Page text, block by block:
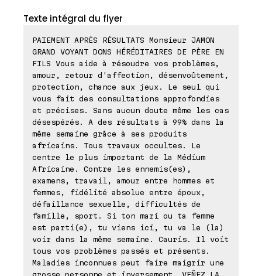
Texte intégral du flyer
PAIEMENT APRÈS RÉSULTATS Monsieur JAMON
GRAND VOYANT DONS HÉRÉDITAIRES DE PÈRE EN
FILS Vous aide à résoudre vos problèmes,
amour, retour d'affection, désenvoûtement,
protection, chance aux jeux. Le seul qui
vous fait des consultations approfondies
et précises. Sans aucun doute même les cas
désespérés. A des résultats à 99% dans la
même semaine grâce à ses produits
africains. Tous travaux occultes. Le
centre le plus important de la Médium
Africaine. Contre les ennemis(es),
examens, travail, amour entre hommes et
femmes, fidélité absolue entre époux,
défaillance sexuelle, difficultés de
famille, sport. Si ton marí ou ta femme
est parti(e), tu viens ici, tu va le (la)
voir dans la même semaine. Cauris. Il voit
tous vos problèmes passés et présents.
Maladies inconnues peut faire maigrir une
grosse personne et inversement. VEÑEZ LA